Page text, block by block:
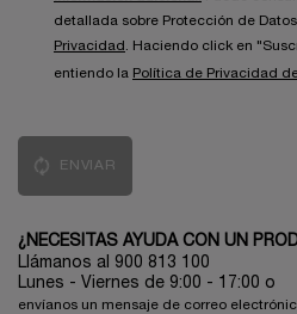
detallada sobre Protección de
Privacidad . Haciendo click en
entiendo la Política de Privacidad
ENVIAR
¿NECESITAS AYUDA CON UN
Llámanos al 900 813 100
Lunes - Viernes de 9:00 - 17:00 o
envíanos un mensaje de correo